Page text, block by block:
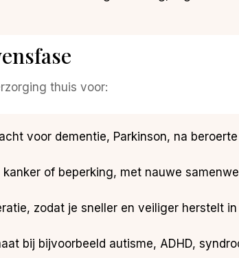
thuis voor:
voor dementie, Parkinson, na beroerte
of beperking, met nauwe
zodat je sneller en veiliger herstelt
bij bijvoorbeeld autisme, ADHD,